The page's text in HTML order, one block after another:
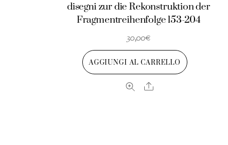
disegni zur die Rekonstruktion der
Fragmentreihenfolge 153-204
30,00€
AGGIUNGI AL CARRELLO
Share